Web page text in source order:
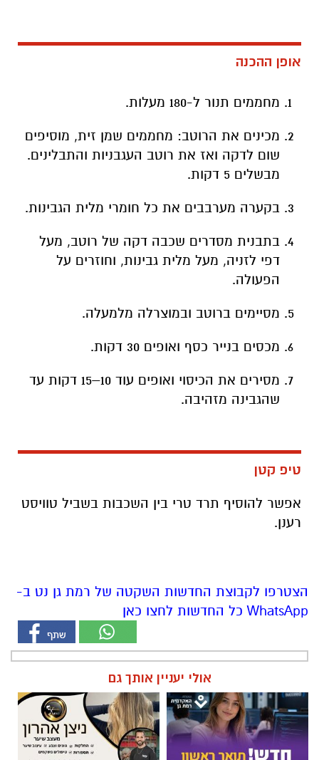
אופן ההכנה
מחממים תנור ל-180 מעלות.
מכינים את הרוטב: מחממים שמן זית, מוסיפים
שום לדקה ואז את רוטב העגבניות והתבלינים.
מבשלים 5 דקות.
בקערה מערבבים את כל חומרי מלית הגבינות.
בתבנית מסדרים שכבה דקה של רוטב, מעל
דפי לזניה, מעל מלית גבינות, וחוזרים על
הפעולה.
מסיימים ברוטב ובמוצרלה מלמעלה.
מכסים בנייר כסף ואופים 30 דקות.
מסירים את הכיסוי ואופים עוד 10–15 דקות עד
שהגבינה מזהיבה.
טיפ קטן
אפשר להוסיף תרד טרי בין השכבות בשביל טוויסט
רענן.
הצטרפו לקבוצת החדשות השקטה של רמת גן נט ב-
WhatsApp כל החדשות לחצו כאן
אולי יעניין אותך גם